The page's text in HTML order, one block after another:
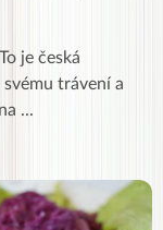
je česká
trávení a
...